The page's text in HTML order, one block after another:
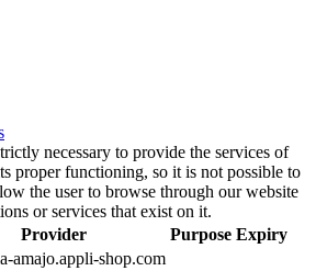
necessary to provide the services of
proper functioning, so it is not possible to
the user to browse through our website
or services that exist on it.
Provider Purpose Expiry
amajo.appli-shop.com